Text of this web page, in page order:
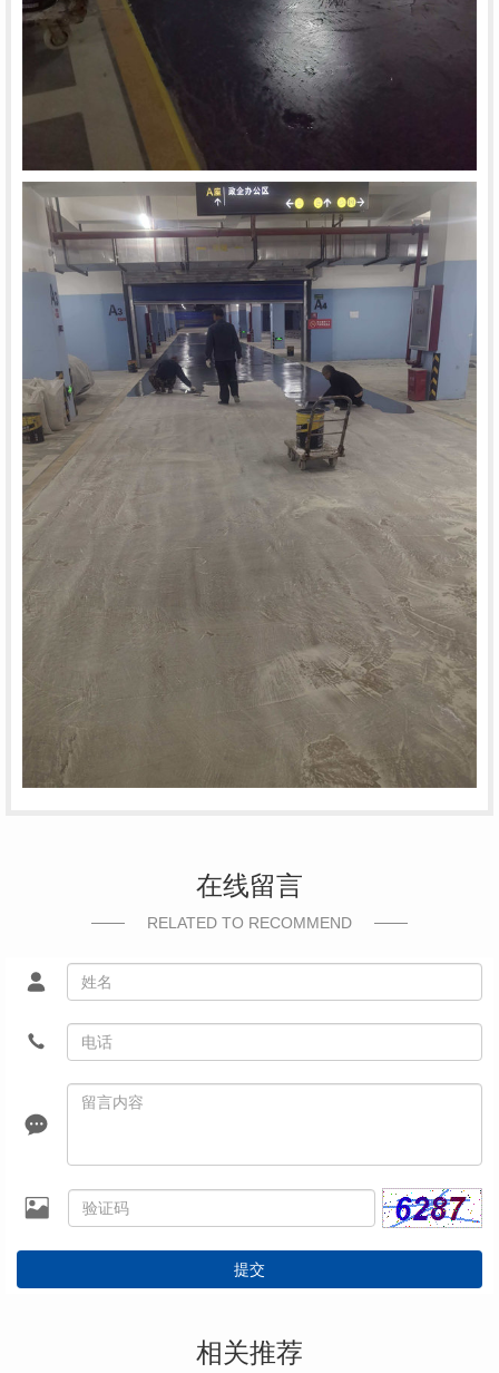
在线留言
RELATED TO RECOMMEND
提交
相关推荐